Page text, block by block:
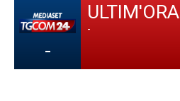
-
ULTIM'ORA
-